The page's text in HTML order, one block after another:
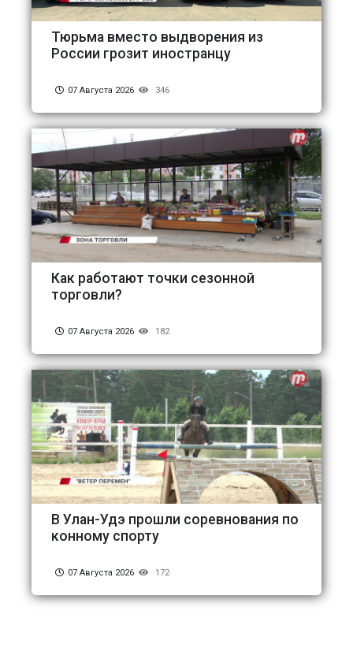
Тюрьма вместо выдворения из
России грозит иностранцу
07 Августа 2026 346
Как работают точки сезонной
торговли?
07 Августа 2026 182
В Улан-Удэ прошли соревнования по
конному спорту
07 Августа 2026 172